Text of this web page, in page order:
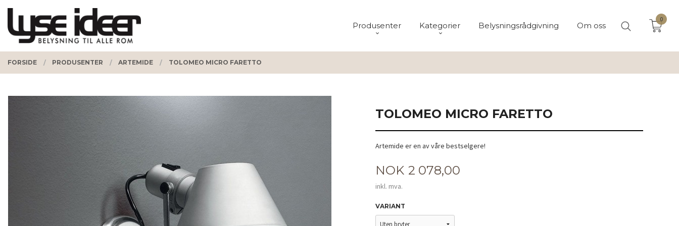
Gå
innholdet
PRODUKTER
Produsenter Kategorier Belysningsrådgivning Om oss
0
FORSIDE PRODUSENTER ARTEMIDE TOLOMEO MICRO FARETTO
TOLOMEO MICRO FARETTO
Artemide er en av våre bestselgere!
Pris
NOK 2 078,00
inkl. mva.
VARIANT